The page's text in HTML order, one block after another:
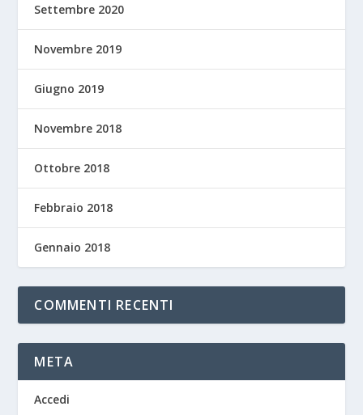
Settembre 2020
Novembre 2019
Giugno 2019
Novembre 2018
Ottobre 2018
Febbraio 2018
Gennaio 2018
COMMENTI RECENTI
META
Accedi